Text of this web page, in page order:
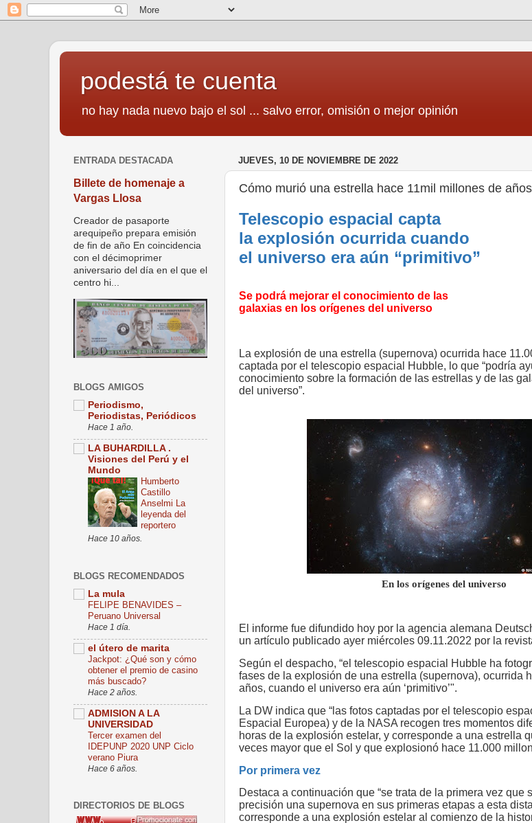
podestá te cuenta
no hay nada nuevo bajo el sol ... salvo error, omisión o mejor opinión
JUEVES, 10 DE NOVIEMBRE DE 2022
Cómo murió una estrella hace 11mil millones de años
Telescopio espacial capta
la explosión ocurrida cuando
el universo era aún “primitivo”
Se podrá mejorar el conocimiento de las
galaxias en los orígenes del universo
La explosión de una estrella (supernova) ocurrida hace
captada por el telescopio espacial Hubble, lo que “podría
conocimiento sobre la formación de las estrellas y de las
del universo”.
En los orígenes del universo
El informe fue difundido hoy por la agencia alemana
un artículo publicado ayer miércoles 09.11.2022 por la
Según el despacho, “el telescopio espacial Hubble ha
fases de la explosión de una estrella (supernova), ocurrida
años, cuando el universo era aún ‘primitivo’".
La DW indica que “las fotos captadas por el telescopio
Espacial Europea) y de la NASA recogen tres momentos
horas de la explosión estelar, y corresponde a una estrella
veces mayor que el Sol y que explosionó hace 11.000
Por primera vez
Destaca a continuación que “se trata de la primera vez que
precisión una supernova en sus primeras etapas a esta
corresponde a una explosión estelar al comienzo de la
ENTRADA DESTACADA
Billete de homenaje a
Vargas Llosa
Creador de pasaporte
arequipeño prepara emisión
de fin de año En coincidencia
con el décimoprimer
aniversario del día en el que el
centro hi...
BLOGS AMIGOS
Periodismo,
Periodistas, Periódicos
Hace 1 año.
LA BUHARDILLA .
Visiones del Perú y el
Mundo
Humberto
Castillo
Anselmi La
leyenda del
reportero
Hace 10 años.
BLOGS RECOMENDADOS
La mula
FELIPE BENAVIDES –
Peruano Universal
Hace 1 día.
el útero de marita
Jackpot: ¿Qué son y cómo
obtener el premio de casino
más buscado?
Hace 2 años.
ADMISION A LA
UNIVERSIDAD
Tercer examen del
IDEPUNP 2020 UNP Ciclo
verano Piura
Hace 6 años.
DIRECTORIOS DE BLOGS